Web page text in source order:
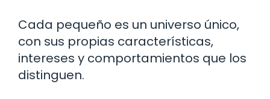
Cada pequeño es un universo único,
con sus propias características,
intereses y comportamientos que los
distinguen.